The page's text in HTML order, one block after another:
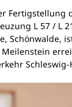
Fertigstellung
L 57 / L
Schönwalde,